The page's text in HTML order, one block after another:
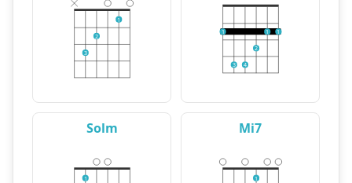
3
2
1
1
3 4
2
1 1
Solm
1
Mi7
1